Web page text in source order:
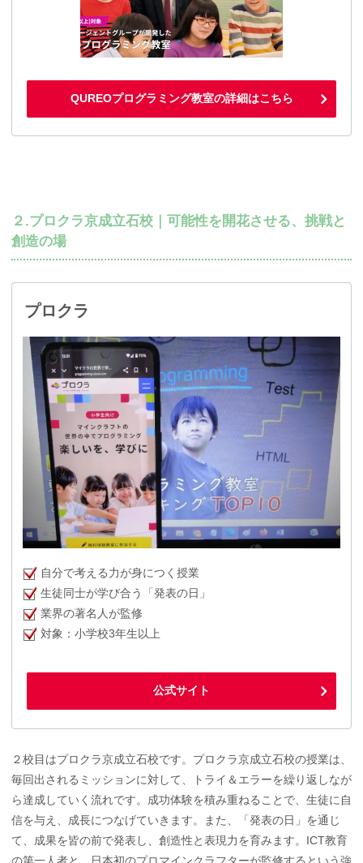
QUREOプログラミング教室の詳細はこちら
２.プロクラ京成立石校｜可能性を開花させる、挑戦と
創造の場
プロクラ
自分で考える力が身につく授業
生徒同士が学び合う「発表の日」
業界の著名人が監修
対象：小学校3年生以上
公式サイト
２校目はプロクラ京成立石校です。プロクラ京成立石校の授業は、
毎回出されるミッションに対して、トライ＆エラーを繰り返しなが
ら達成していく流れです。成功体験を積み重ねることで、生徒に自
信を与え、成長につなげていきます。また、「発表の日」を通じ
て、成果を皆の前で発表し、創造性と表現力を育みます。ICT教育